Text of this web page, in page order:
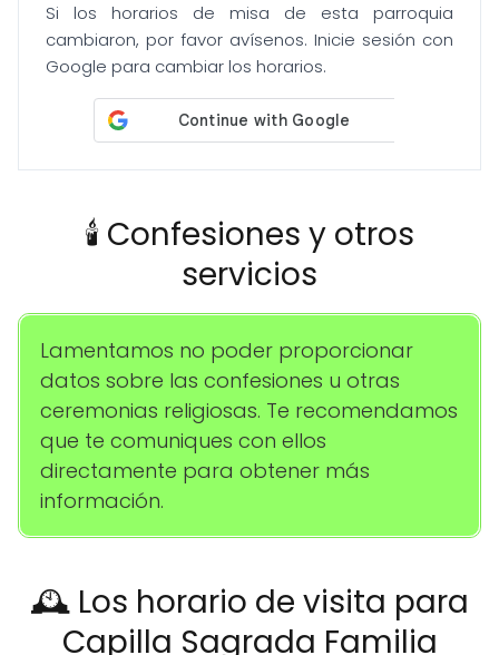
Si los horarios de misa de esta parroquia
cambiaron, por favor avísenos. Inicie sesión con
Google para cambiar los horarios.
🕯️ Confesiones y otros
servicios
Lamentamos no poder proporcionar
datos sobre las confesiones u otras
ceremonias religiosas. Te recomendamos
que te comuniques con ellos
directamente para obtener más
información.
🕰️ Los horario de visita para
Capilla Sagrada Familia